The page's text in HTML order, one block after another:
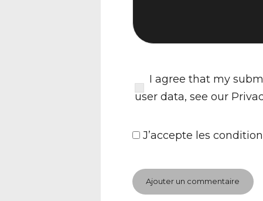
I agree that my
user data, see our
J’accepte les